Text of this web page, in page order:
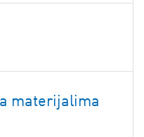
materijalima